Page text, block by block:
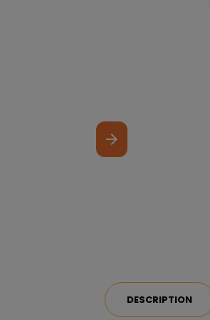
arrow_forward
DESCRIPTION